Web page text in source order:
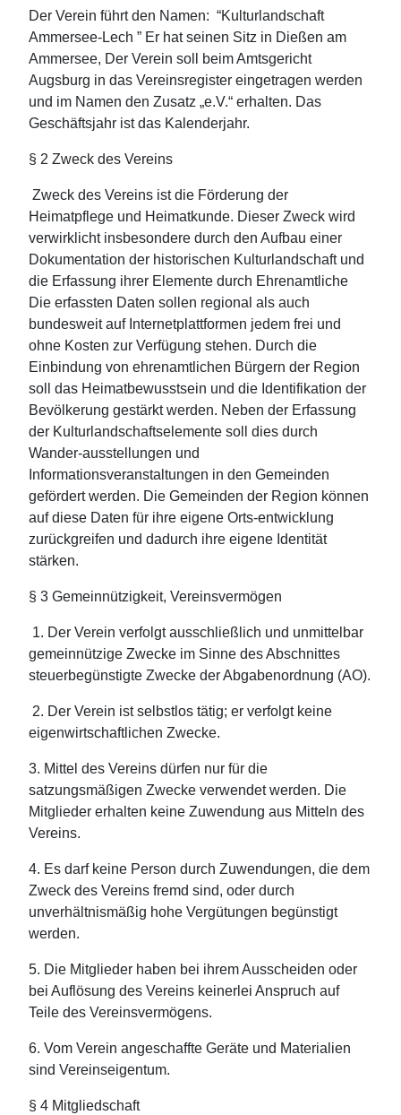
Der Verein führt den Namen: “Kulturlandschaft
Ammersee-Lech ” Er hat seinen Sitz in Dießen am
Ammersee, Der Verein soll beim Amtsgericht
Augsburg in das Vereinsregister eingetragen werden
und im Namen den Zusatz „e.V.“ erhalten. Das
Geschäftsjahr ist das Kalenderjahr.
§ 2 Zweck des Vereins
Zweck des Vereins ist die Förderung der
Heimatpflege und Heimatkunde. Dieser Zweck wird
verwirklicht insbesondere durch den Aufbau einer
Dokumentation der historischen Kulturlandschaft und
die Erfassung ihrer Elemente durch Ehrenamtliche
Die erfassten Daten sollen regional als auch
bundesweit auf Internetplattformen jedem frei und
ohne Kosten zur Verfügung stehen. Durch die
Einbindung von ehrenamtlichen Bürgern der Region
soll das Heimatbewusstsein und die Identifikation der
Bevölkerung gestärkt werden. Neben der Erfassung
der Kulturlandschaftselemente soll dies durch
Wander-ausstellungen und
Informationsveranstaltungen in den Gemeinden
gefördert werden. Die Gemeinden der Region können
auf diese Daten für ihre eigene Orts-entwicklung
zurückgreifen und dadurch ihre eigene Identität
stärken.
§ 3 Gemeinnützigkeit, Vereinsvermögen
1. Der Verein verfolgt ausschließlich und unmittelbar
gemeinnützige Zwecke im Sinne des Abschnittes
steuerbegünstigte Zwecke der Abgabenordnung (AO).
2. Der Verein ist selbstlos tätig; er verfolgt keine
eigenwirtschaftlichen Zwecke.
3. Mittel des Vereins dürfen nur für die
satzungsmäßigen Zwecke verwendet werden. Die
Mitglieder erhalten keine Zuwendung aus Mitteln des
Vereins.
4. Es darf keine Person durch Zuwendungen, die dem
Zweck des Vereins fremd sind, oder durch
unverhältnismäßig hohe Vergütungen begünstigt
werden.
5. Die Mitglieder haben bei ihrem Ausscheiden oder
bei Auflösung des Vereins keinerlei Anspruch auf
Teile des Vereinsvermögens.
6. Vom Verein angeschaffte Geräte und Materialien
sind Vereinseigentum.
§ 4 Mitgliedschaft